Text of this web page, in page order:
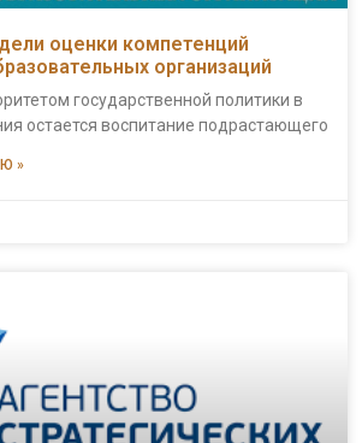
оценки компетенций
организаций
государственной политики в
остается воспитание подрастающего
»